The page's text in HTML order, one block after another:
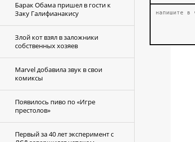
Барак Обама пришел в гости к
Заку Галифианакису
Злой кот взял в заложники
собственных хозяев
Marvel добавила звук в свои
комиксы
Появилось пиво по «Игре
престолов»
Первый за 40 лет эксперимент с